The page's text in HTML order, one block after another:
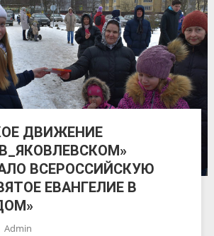
ДВИЖЕНИЕ
ВСЕРОССИЙСКУЮ
ЕВАНГЕЛИЕ В
Admin